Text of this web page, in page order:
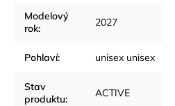
Modelový
rok: 2027
Pohlaví: unisex unisex
Stav
produktu: ACTIVE